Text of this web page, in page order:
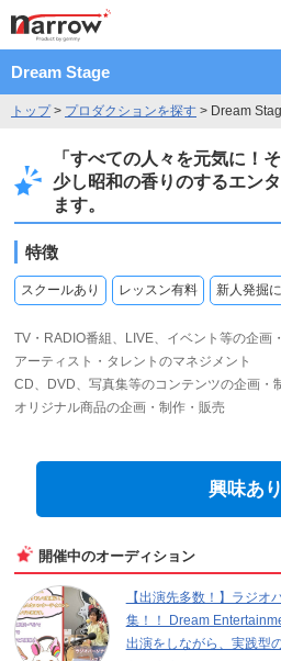
Dream Stage
トップ> プロダクションを探す > Dream
「すべての人々を元気に！
少し昭和の香りのするエン
ます。
特徴
スクールあり レッスン有料 新人発掘
TV・RADIO番組、LIVE、イベント等の企画
アーティスト・タレントのマネジメント
CD、DVD、写真集等のコンテンツの企画・
オリジナル商品の企画・制作・販売
興味あり
開催中のオーディション
【出演先多数！】ラジオ
集！！ Dream
出演をしながら、実践型